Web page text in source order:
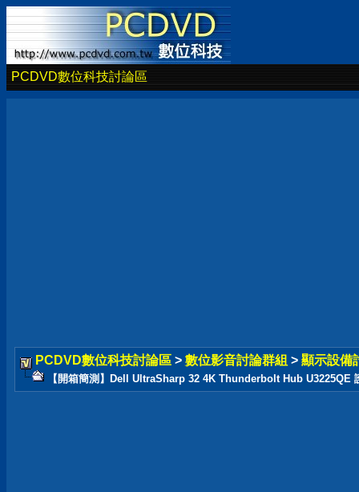
PCDVD數位科技討論區
PCDVD數位科技討論區 > 數位影音討論群組 > 顯示設備
【開箱簡測】Dell UltraSharp 32 4K Thunderbolt Hub U3225QE